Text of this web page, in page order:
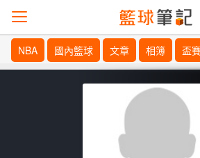
NBA 國內籃球 文章 相簿 盃